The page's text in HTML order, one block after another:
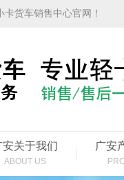
货车销售中心官网！
安关于我们
ABOUT US
广安